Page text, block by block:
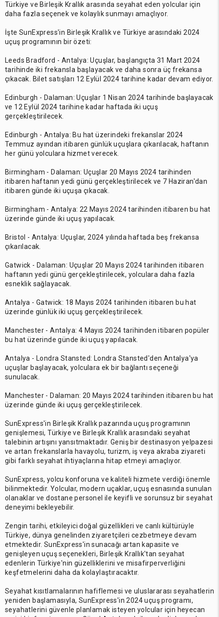
Türkiye ve Birleşik Krallık arasında seyahat eden yolcular için
daha fazla seçenek ve kolaylık sunmayı amaçlıyor.
İşte SunExpress'in Birleşik Krallık ve Türkiye arasındaki 2024
uçuş programının bir özeti:
Leeds Bradford - Antalya: Uçuşlar, başlangıçta 31 Mart 2024
tarihinde iki frekansla başlayacak ve daha sonra üç frekansa
çıkacak. Bilet satışları 12 Eylül 2024 tarihine kadar devam ediyor.
Edinburgh - Dalaman: Uçuşlar 1 Nisan 2024 tarihinde başlayacak
ve 12 Eylül 2024 tarihine kadar haftada iki uçuş
gerçekleştirilecek.
Edinburgh - Antalya: Bu hat üzerindeki frekanslar 2024
Temmuz ayından itibaren günlük uçuşlara çıkarılacak, haftanın
her günü yolculara hizmet verecek.
Birmingham - Dalaman: Uçuşlar 20 Mayıs 2024 tarihinden
itibaren haftanın yedi günü gerçekleştirilecek ve 7 Haziran'dan
itibaren günde iki uçuşa çıkacak.
Birmingham - Antalya: 22 Mayıs 2024 tarihinden itibaren bu hat
üzerinde günde iki uçuş yapılacak.
Bristol - Antalya: Uçuşlar, 2024 yılında haftada beş frekansa
çıkarılacak.
Gatwick - Dalaman: Uçuşlar 20 Mayıs 2024 tarihinden itibaren
haftanın yedi günü gerçekleştirilecek, yolculara daha fazla
esneklik sağlayacak.
Antalya - Gatwick: 18 Mayıs 2024 tarihinden itibaren bu hat
üzerinde günlük iki uçuş gerçekleştirilecek.
Manchester - Antalya: 4 Mayıs 2024 tarihinden itibaren popüler
bu hat üzerinde günde iki uçuş yapılacak.
Antalya - Londra Stansted: Londra Stansted'den Antalya'ya
uçuşlar başlayacak, yolculara ek bir bağlantı seçeneği
sunulacak.
Manchester - Dalaman: 20 Mayıs 2024 tarihinden itibaren bu hat
üzerinde günde iki uçuş gerçekleştirilecek.
SunExpress'in Birleşik Krallık pazarında uçuş programının
genişlemesi, Türkiye ve Birleşik Krallık arasındaki seyahat
talebinin artışını yansıtmaktadır. Geniş bir destinasyon yelpazesi
ve artan frekanslarla havayolu, turizm, iş veya akraba ziyareti
gibi farklı seyahat ihtiyaçlarına hitap etmeyi amaçlıyor.
SunExpress, yolcu konforuna ve kaliteli hizmete verdiği önemle
bilinmektedir. Yolcular, modern uçaklar, uçuş esnasında sunulan
olanaklar ve dostane personel ile keyifli ve sorunsuz bir seyahat
deneyimi bekleyebilir.
Zengin tarihi, etkileyici doğal güzellikleri ve canlı kültürüyle
Türkiye, dünya genelinden ziyaretçileri cezbetmeye devam
etmektedir. SunExpress'in sunacağı artan kapasite ve
genişleyen uçuş seçenekleri, Birleşik Krallık'tan seyahat
edenlerin Türkiye'nin güzelliklerini ve misafirperverliğini
keşfetmelerini daha da kolaylaştıracaktır.
Seyahat kısıtlamalarının hafiflemesi ve uluslararası seyahatlerin
yeniden başlamasıyla, SunExpress'in 2024 uçuş programı,
seyahatlerini güvenle planlamak isteyen yolcular için heyecan